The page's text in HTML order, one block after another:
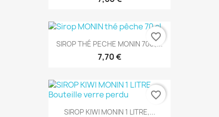
SIROP THÉ PECHE MONIN 70cl,...
7,70 €
favorite_border
SIROP KIWI MONIN 1 LITRE,...
favorite_border